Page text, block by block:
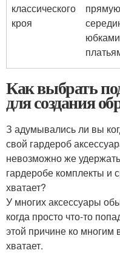
классического
кроя
Как выбрать
для создания
З адумывались ли вы
свой гардероб
невозможно же
гардеробе комплекты и
хватает?
У многих аксессуары
когда просто что-то
этой причине ко многим
хватает.